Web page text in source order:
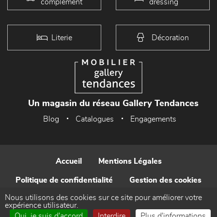
complément dressing
Literie Décoration
Un magasin du réseau Gallery Tendances
Blog Catalogues Engagements
Accueil Mentions Légales
Politique de confidentialité Gestion des cookies
Contact
Nous utilisons des cookies sur ce site pour améliorer votre
expérience utilisateur.